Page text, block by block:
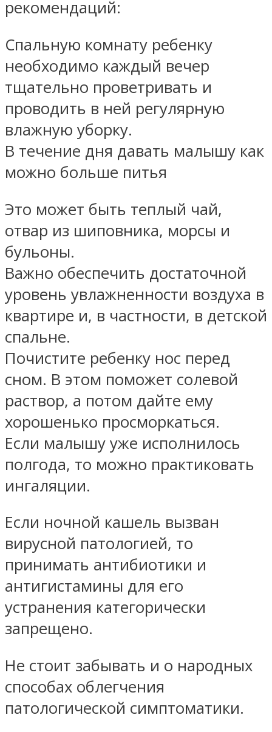
рекомендаций:
Спальную комнату ребенку
необходимо каждый вечер
тщательно проветривать и
проводить в ней регулярную
влажную уборку.
В течение дня давать малышу как
можно больше питья
Это может быть теплый чай,
отвар из шиповника, морсы и
бульоны.
Важно обеспечить достаточной
уровень увлажненности воздуха в
квартире и, в частности, в детской
спальне.
Почистите ребенку нос перед
сном. В этом поможет солевой
раствор, а потом дайте ему
хорошенько просморкаться.
Если малышу уже исполнилось
полгода, то можно практиковать
ингаляции.
Если ночной кашель вызван
вирусной патологией, то
принимать антибиотики и
антигистамины для его
устранения категорически
запрещено.
Не стоит забывать и о народных
способах облегчения
патологической симптоматики.